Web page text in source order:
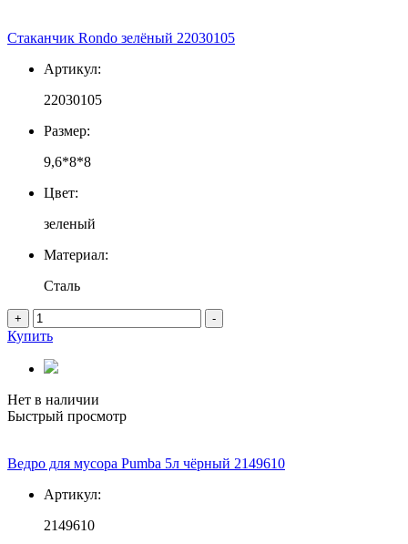
Стаканчик Rondo зелёный 22030105
Артикул:
22030105
Размер:
9,6*8*8
Цвет:
зеленый
Материал:
Сталь
+ -
Купить
Нет в наличии
Быстрый просмотр
Ведро для мусора Pumba 5л чёрный 2149610
Артикул:
2149610